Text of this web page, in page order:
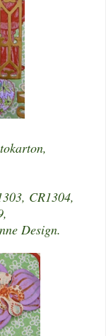
CR1304,
Design.